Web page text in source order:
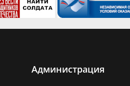
Администрация